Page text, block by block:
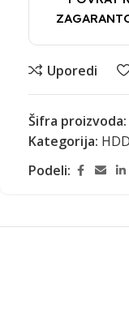
Uporedi
Šifra proizvoda:
Kategorija:
Podeli: